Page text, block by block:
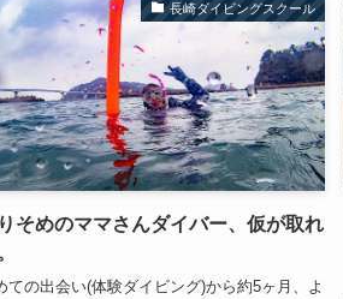
長崎ダイビングスクール
そめのママさんダイバー、仮が取れ
ての出会い(体験ダイビング)から約5ヶ月、よ